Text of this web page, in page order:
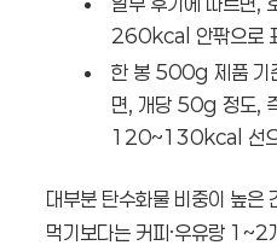
260kcal 안팎으로
한 봉 500g 제품 기
면, 개당 50g 정도,
120~130kcal 선으
대부분 탄수화물 비중이 높은
먹기보다는 커피·우유랑 1~2